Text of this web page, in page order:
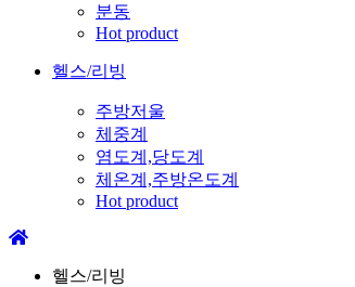
분동
Hot product
헬스/리빙
주방저울
체중계
염도계,당도계
체온계,주방온도계
Hot product
헬스/리빙